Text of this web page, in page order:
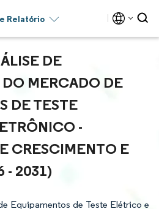
Relatório
DE
MERCADO DE
DE TESTE
-
CRESCIMENTO E
- 2031)
Equipamentos de Teste Elétrico e